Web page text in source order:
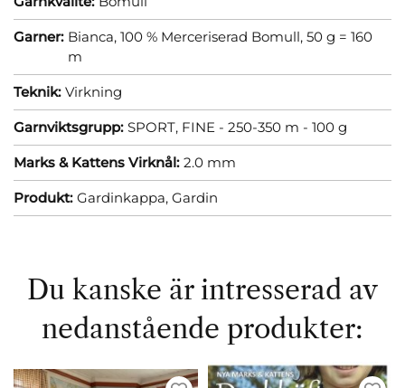
Garner: Bianca, 100 % Merceriserad Bomull, 50 g = 160
m
Teknik: Virkning
Garnviktsgrupp: SPORT, FINE - 250-350 m - 100 g
Marks & Kattens Virknål: 2.0 mm
Produkt: Gardinkappa, Gardin
Du kanske är intresserad av
nedanstående produkter: